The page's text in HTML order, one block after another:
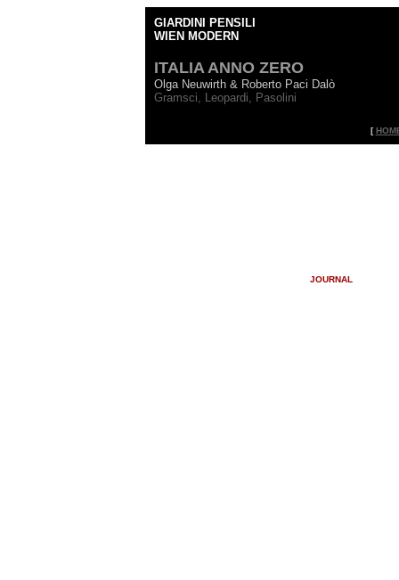
GIARDINI PENSILI
WIEN MODERN
ITALIA ANNO ZERO
Olga Neuwirth & Roberto Paci Dalò
Gramsci, Leopardi, Pasolini
[
JOURNAL